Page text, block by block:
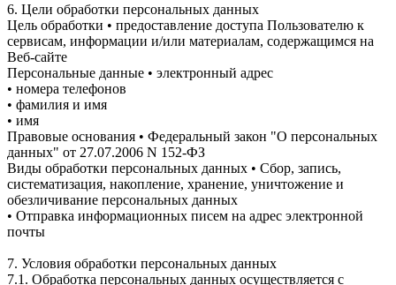
6. Цели обработки персональных данных
Цель обработки • предоставление доступа Пользователю к
сервисам, информации и/или материалам, содержащимся на
Веб-сайте
Персональные данные • электронный адрес
• номера телефонов
• фамилия и имя
• имя
Правовые основания • Федеральный закон "О персональных
данных" от 27.07.2006 N 152-ФЗ
Виды обработки персональных данных • Сбор, запись,
систематизация, накопление, хранение, уничтожение и
обезличивание персональных данных
• Отправка информационных писем на адрес электронной
почты
7. Условия обработки персональных данных
7.1. Обработка персональных данных осуществляется с